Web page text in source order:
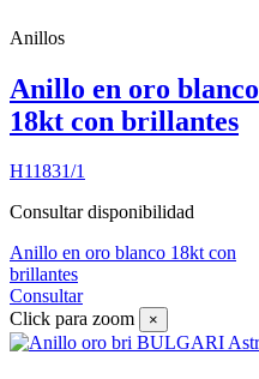
Anillos
Anillo en oro blanco
18kt con brillantes
H11831/1
Consultar disponibilidad
Anillo en oro blanco 18kt con
brillantes
Consultar
Click para zoom
×